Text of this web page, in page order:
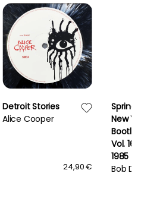
Detroit Stories
Alice Cooper
24,90 €
New
Vol. 16
1985
Bob